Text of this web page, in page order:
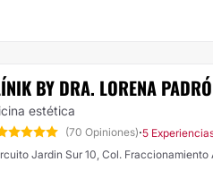
BY DRA. LORENA
estética
(70 Opiniones)·5
Jardin Sur 10, Col.